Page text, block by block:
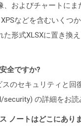
、およびチャートに
XPSなどを含むいく
形式XLSXに置き換
全ですか?
のセキュリティと
の詳細をお読
ノートはどこにあり